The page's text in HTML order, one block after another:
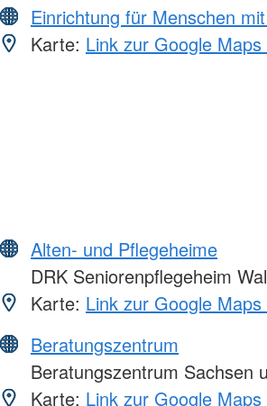
Einrichtung für Menschen
Karte: Link zur Google Maps
Alten- und Pflegeheime
DRK Seniorenpflegeheim
Karte: Link zur Google Maps
Beratungszentrum
Beratungszentrum Sachsen
Karte: Link zur Google Maps